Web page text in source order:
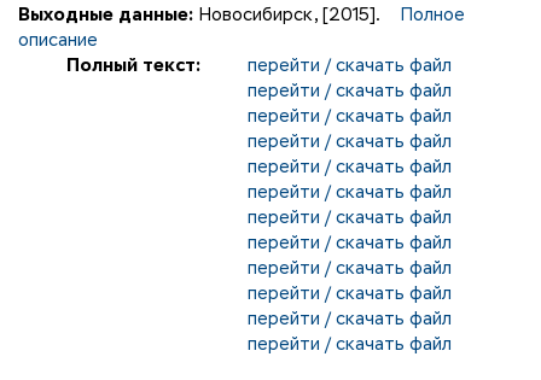
Выходные данные: Новосибирск, [2015].
Полное
описание
Полный текст:
перейти / скачать файл
перейти / скачать файл
перейти / скачать файл
перейти / скачать файл
перейти / скачать файл
перейти / скачать файл
перейти / скачать файл
перейти / скачать файл
перейти / скачать файл
перейти / скачать файл
перейти / скачать файл
перейти / скачать файл